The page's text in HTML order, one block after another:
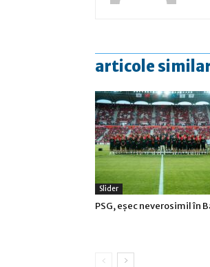
articole
Slider
PSG, eşec neverosimil în